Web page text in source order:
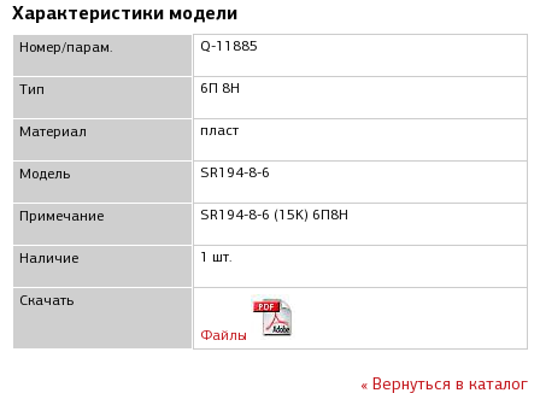
Характеристики модели
Номер/парам.
Тип
Материал
Модель
Примечание
Наличие
Скачать
Q-11885
6П 8Н
пласт
SR194-8-6
SR194-8-6 (15K) 6П8Н
1 шт.
Файлы
« Вернуться в каталог